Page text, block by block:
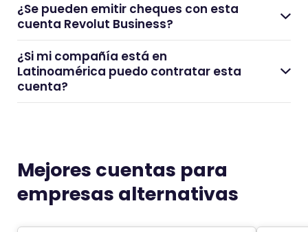
¿Se pueden emitir cheques con esta
cuenta Revolut Business?
¿Si mi compañía está en
Latinoamérica puedo contratar esta
cuenta?
Mejores cuentas para
empresas alternativas